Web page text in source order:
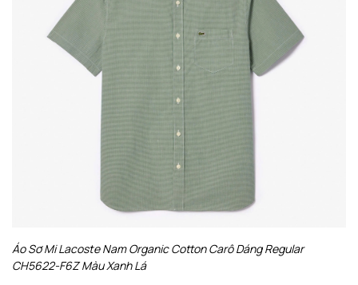
Áo Sơ Mi Lacoste Nam Organic Cotton Carô Dáng Regular
CH5622-F6Z Màu Xanh Lá